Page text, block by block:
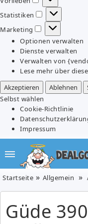
Vorlieben
Statistiken
Statistiken
Marketing
Marketing
Optionen verwalten
Dienste verwalten
Verwalten von
Lese mehr über
Akzeptieren
Ablehnen
Selbst wählen
Cookie-Richtlinie
Impressum
Startseite Allgemein
Güde